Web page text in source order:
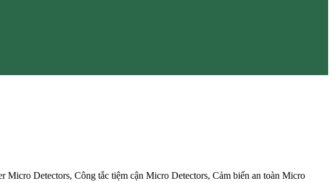
Micro Detectors, Công tắc tiệm cận Micro Detectors, Cảm biến an toàn Micro